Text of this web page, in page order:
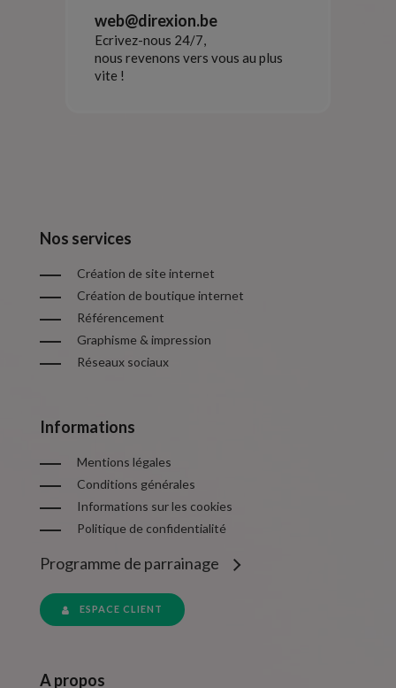
web@direxion.be
Ecrivez-nous 24/7,
nous revenons vers vous au plus
vite !
A propos
Nos services
Création de site internet
Création de boutique internet
Référencement
Graphisme & impression
Réseaux sociaux
Informations
Mentions légales
Conditions générales
Informations sur les cookies
Politique de confidentialité
Programme de parrainage
ESPACE CLIENT